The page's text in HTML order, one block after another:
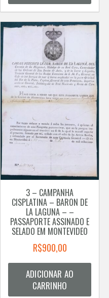
3 – CAMPANHA
CISPLATINA – BARON DE
LA LAGUNA – –
PASSAPORTE ASSINADO E
SELADO EM MONTEVIDEO
R$900,00
ADICIONAR AO
CARRINHO